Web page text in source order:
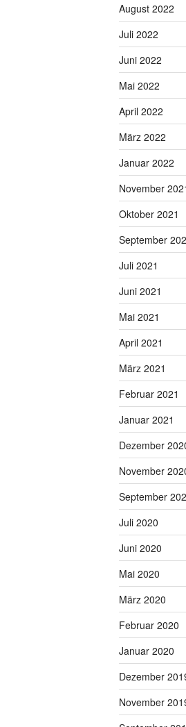
August 2022
Juli 2022
Juni 2022
Mai 2022
April 2022
März 2022
Januar 2022
November
Oktober 2021
September
Juli 2021
Juni 2021
Mai 2021
April 2021
März 2021
Februar 2021
Januar 2021
Dezember
November
September
Juli 2020
Juni 2020
Mai 2020
März 2020
Februar 2020
Januar 2020
Dezember
November